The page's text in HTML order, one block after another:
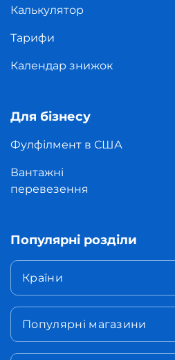
Калькулятор
Тарифи
Календар знижок
Для бізнесу
Фулфілмент в США
Вантажні
перевезення
Популярні розділи
Країни
Популярні магазини